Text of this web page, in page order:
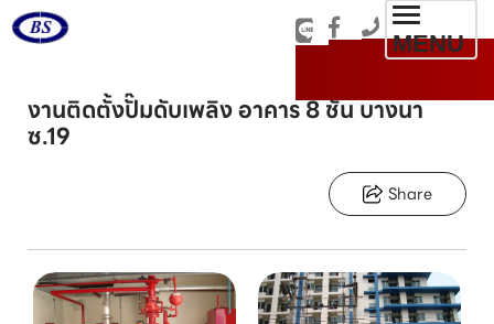
MENU
งานติดตั้งปั๊มดับเพลิง อาคาร 8 ชั้น บางนา
ซ.19
Share